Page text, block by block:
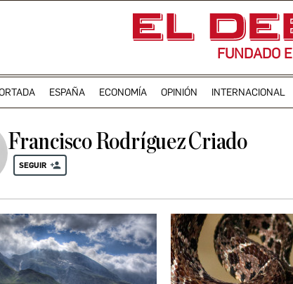
FUNDADO
ESPAÑA ECONOMÍA OPINIÓN INTERNACIONAL
Francisco Rodríguez Criado
SEGUIR